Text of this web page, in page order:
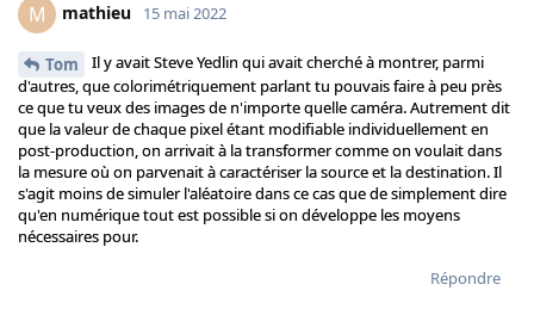
M mathieu 15 mai 2022
Tom
Il y avait Steve Yedlin qui avait cherché à montrer, parmi
d'autres, que colorimétriquement parlant tu pouvais faire à peu près
ce que tu veux des images de n'importe quelle caméra. Autrement dit
que la valeur de chaque pixel étant modifiable individuellement en
post-production, on arrivait à la transformer comme on voulait dans
la mesure où on parvenait à caractériser la source et la destination. Il
s'agit moins de simuler l'aléatoire dans ce cas que de simplement dire
qu'en numérique tout est possible si on développe les moyens
nécessaires pour.
Répondre